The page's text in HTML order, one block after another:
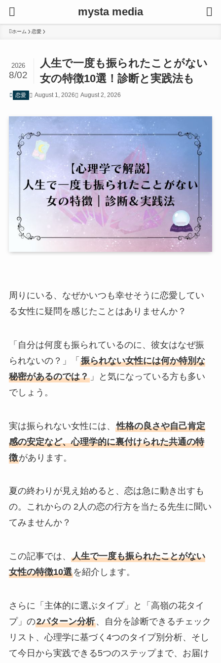
mysta media
ホーム 恋愛
人生で一度も振られたことがない
女の特徴10選！診断と実践法も
2026
8/02
恋愛 August 1, 2026 August 2, 2026
周りにいる、なぜかいつも幸せそうに恋愛してい
る女性に疑問を感じたことはありませんか？
「自分は何度も振られているのに、彼女はなぜ振
られないの？」「 振られない女性には何か特別な
秘密があるのでは？」と気になっている方も多い
でしょう。
実は振られない女性には、 性格の良さや自己肯定
感の安定など、心理学的に裏付けられた共通の特
徴があります。
夏の終わりが見え始めると、恋は急に動き出すも
の。これからの 2人の恋の行方を当たる先生に聞い
てみませんか？
この記事では、 人生で一度も振られたことがない
女性の特徴10選を紹介します。
さらに「主体的に選ぶタイプ」と「高嶺の花タイ
プ」の2パターン分析、自分を診断できるチェック
リスト、心理学に基づく4つのタイプ別分析、そし
て今日から実践できる5つのステップまで、お届け